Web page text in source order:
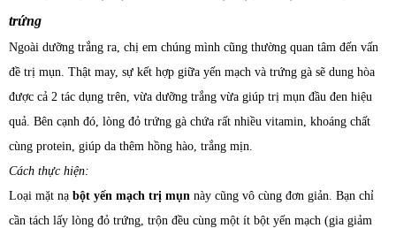
trứng
Ngoài dưỡng trắng ra, chị em chúng mình cũng thường quan tâm đến vấn
đề trị mụn. Thật may, sự kết hợp giữa yến mạch và trứng gà sẽ dung hòa
được cả 2 tác dụng trên, vừa dưỡng trắng vừa giúp trị mụn đầu đen hiệu
quả. Bên cạnh đó, lòng đỏ trứng gà chứa rất nhiều vitamin, khoáng chất
cùng protein, giúp da thêm hồng hào, trắng mịn.
Cách thực hiện:
Loại mặt nạ bột yến mạch trị mụn này cũng vô cùng đơn giản. Bạn chỉ
cần tách lấy lòng đỏ trứng, trộn đều cùng một ít bột yến mạch (gia giảm